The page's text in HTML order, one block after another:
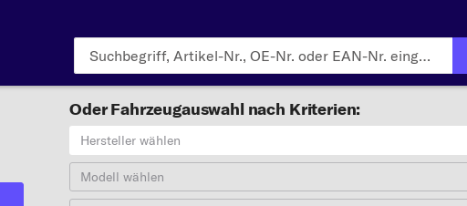
Oder Fahrzeugauswahl nach Kriterien:
Hersteller wählen
Modell wählen